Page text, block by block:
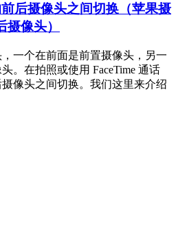
后摄像头之间切换（苹果摄
像头）
，一个在前面是前置摄像头，另一
。在拍照或使用 FaceTime 通话
像头之间切换。我们这里来介绍